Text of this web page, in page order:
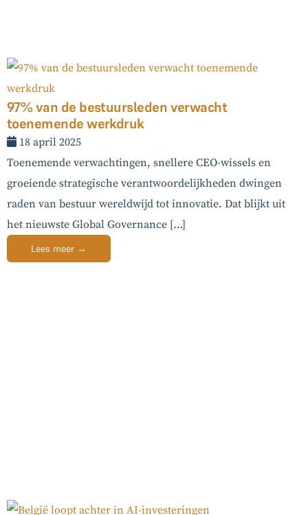
97% van de bestuursleden verwacht
toenemende werkdruk
18 april 2025
Toenemende verwachtingen, snellere CEO-wissels en
groeiende strategische verantwoordelijkheden dwingen
raden van bestuur wereldwijd tot innovatie. Dat blijkt uit
het nieuwste Global Governance […]
Lees meer →